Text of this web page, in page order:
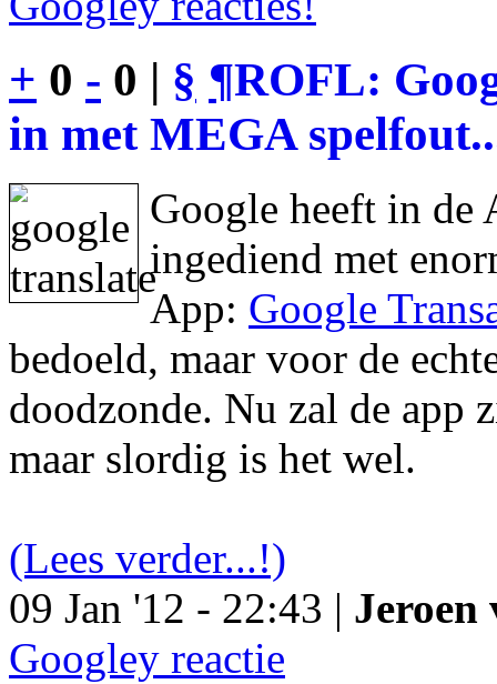
+ 0 - 0 | § ¶ROFL:
in met MEGA
Google heeft in de
ingediend met
App: Google
bedoeld, maar voor de
doodzonde. Nu zal de app
maar slordig is het wel.
(Lees verder...!)
09 Jan '12 - 22:43 | Jeroen
Googley reactie